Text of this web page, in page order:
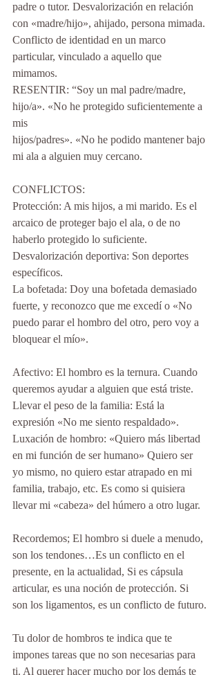
padre o tutor. Desvalorización en relación
con «madre/hijo», ahijado, persona mimada.
Conflicto de identidad en un marco
particular, vinculado a aquello que
mimamos.
RESENTIR: “Soy un mal padre/madre,
hijo/a». «No he protegido suficientemente a
mis
hijos/padres». «No he podido mantener bajo
mi ala a alguien muy cercano.
CONFLICTOS:
Protección: A mis hijos, a mi marido. Es el
arcaico de proteger bajo el ala, o de no
haberlo protegido lo suficiente.
Desvalorización deportiva: Son deportes
específicos.
La bofetada: Doy una bofetada demasiado
fuerte, y reconozco que me excedí o «No
puedo parar el hombro del otro, pero voy a
bloquear el mío».
Afectivo: El hombro es la ternura. Cuando
queremos ayudar a alguien que está triste.
Llevar el peso de la familia: Está la
expresión «No me siento respaldado».
Luxación de hombro: «Quiero más libertad
en mi función de ser humano» Quiero ser
yo mismo, no quiero estar atrapado en mi
familia, trabajo, etc. Es como si quisiera
llevar mi «cabeza» del húmero a otro lugar.
Recordemos; El hombro si duele a menudo,
son los tendones…Es un conflicto en el
presente, en la actualidad, Si es cápsula
articular, es una noción de protección. Si
son los ligamentos, es un conflicto de futuro.
Tu dolor de hombros te indica que te
impones tareas que no son necesarias para
ti. Al querer hacer mucho por los demás te